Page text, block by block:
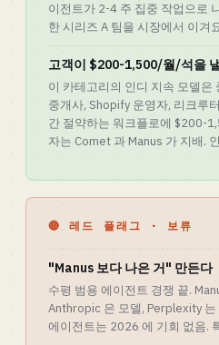
이전트가 2-4 주 집중 작업으로
한 시리즈 A 팀을 시장에서 이겨
고객이 $200-1,500/월/석을
이 카테고리의 인디 지속 모델은
중개사, Shopify 운영자, 리크루
간 절약하는 워크플로에 $200-
자는 Comet 과 Manus 가 지배.
🔴 레드 플래그 · 보류
"Manus 보다 나은 거" 만든다
수평 범용 에이전트 경쟁 끝.
Anthropic 은 모델, Perplexity 는
에이전트는 2026 에 기회 없음.